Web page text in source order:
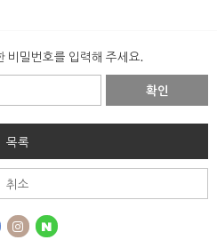
비밀번호를 입력해 주세요.
확인
목록
취소